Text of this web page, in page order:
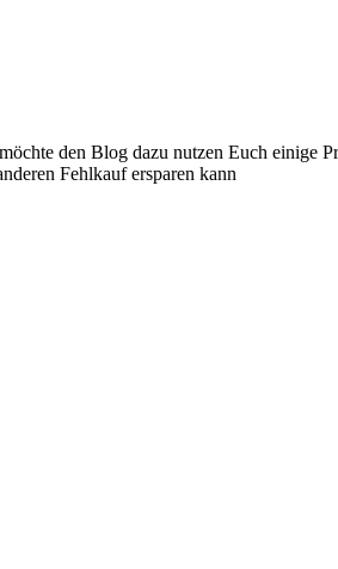
den Blog dazu nutzen Euch
Fehlkauf ersparen kann